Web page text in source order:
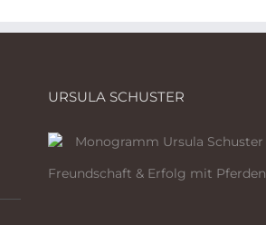
URSULA SCHUSTER
Freundschaft & Erfolg mit Pferden